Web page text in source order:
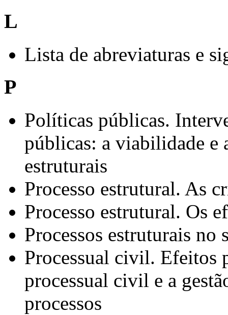
L
Lista de abreviaturas e
P
Políticas públicas.
públicas: a viabilidade e
estruturais
Processo estrutural. As
Processo estrutural. Os
Processos estruturais
Processual civil. Efeitos
processual civil e a
processos